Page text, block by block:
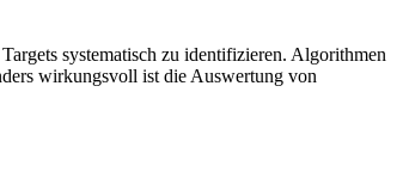
systematisch zu identifizieren. Algorithmen
wirkungsvoll ist die Auswertung von